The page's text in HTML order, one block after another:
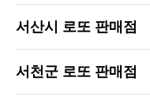
서산시 로또 판매점
서천군 로또 판매점